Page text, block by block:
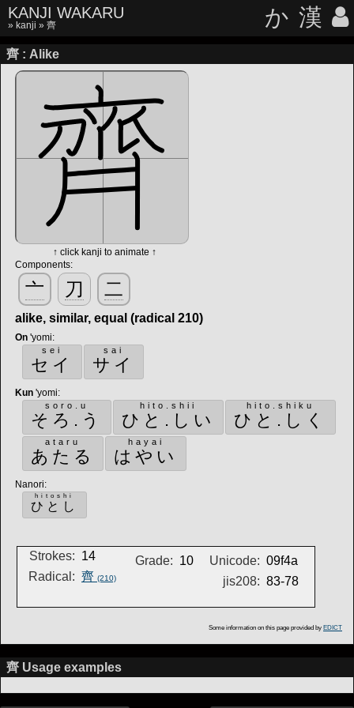
KANJI WAKARU
» kanji » 齊 か 漢
齊 : Alike
↑ click kanji to animate ↑
Components:
亠 刀 二
alike, similar, equal (radical 210)
On 'yomi:
セイ
sei
サイ
sai
Kun 'yomi:
そろ.う
soro.u
ひと.しい
hito.shii
ひと.しく
hito.shiku
あたる
ataru
はやい
hayai
Nanori:
ひとし
hitoshi
Strokes: 14
Radical: 齊 (210)
Grade: 10 Unicode: 09f4a
jis208: 83-78
Some information on this page provided by EDICT
齊 Usage examples